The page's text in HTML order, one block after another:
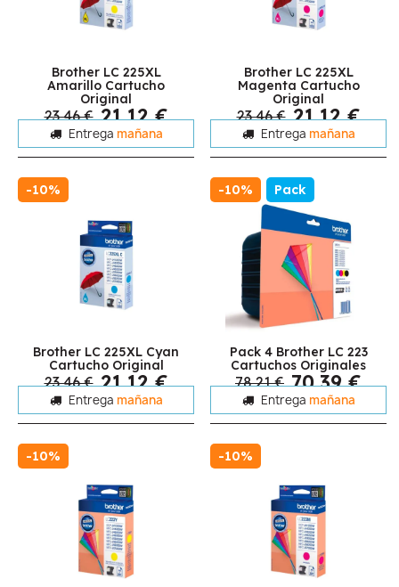
Brother LC 225XL
Amarillo Cartucho
Original
23,46 € 21,12 €
Entrega mañana
Brother LC 225XL
Magenta Cartucho
Original
23,46 € 21,12 €
Entrega mañana
-10%
Brother LC 225XL Cyan
Cartucho Original
23,46 € 21,12 €
Entrega mañana
-10% Pack
Pack 4 Brother LC 223
Cartuchos Originales
78,21 € 70,39 €
Entrega mañana
-10% -10%